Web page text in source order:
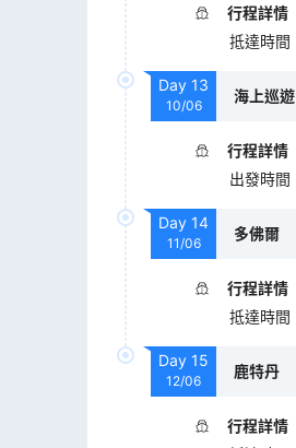
行程詳情
抵達時間
Day 13
10/06
海上巡遊
行程詳情
出發時間
Day 14
11/06
多佛爾
行程詳情
抵達時間
Day 15
12/06
鹿特丹
行程詳情